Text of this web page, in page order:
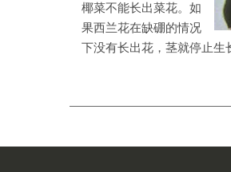
椰菜不能长出菜花。如
果西兰花在缺硼的情况
下没有长出花，茎就停止生